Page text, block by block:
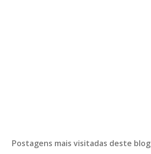
Postagens mais visitadas deste blog